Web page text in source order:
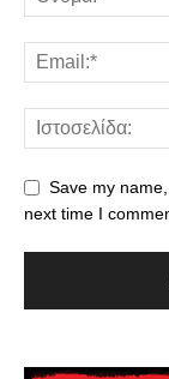
Save my
next time I